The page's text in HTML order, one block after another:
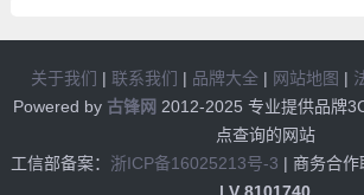
关于我们 | 联系我们 | 品牌大全| 网站地图 |
Powered by 古锋网 2012-2025 专业提供品牌
点查询的网站
工信部备案： 浙ICP备16025213号-3 | 商务合作